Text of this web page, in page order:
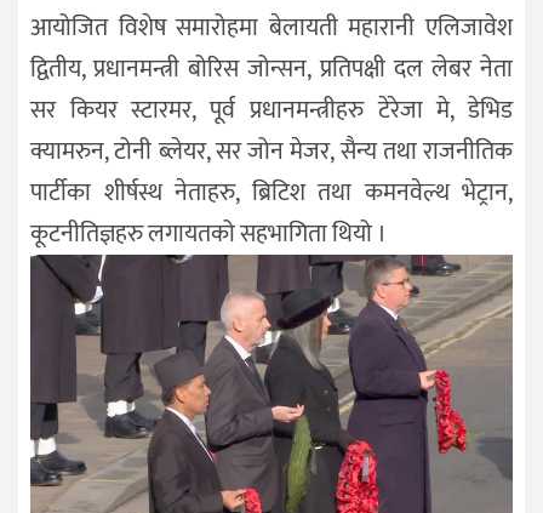
आयोजित विशेष समारोहमा बेलायती महारानी एलिजावेश
द्वितीय, प्रधानमन्त्री बोरिस जोन्सन, प्रतिपक्षी दल लेबर नेता
सर कियर स्टारमर, पूर्व प्रधानमन्त्रीहरु टेरेजा मे, डेभिड
क्यामरुन, टोनी ब्लेयर, सर जोन मेजर, सैन्य तथा राजनीतिक
पार्टीका शीर्षस्थ नेताहरु, ब्रिटिश तथा कमनवेल्थ भेट्रान,
कूटनीतिज्ञहरु लगायतको सहभागिता थियो ।